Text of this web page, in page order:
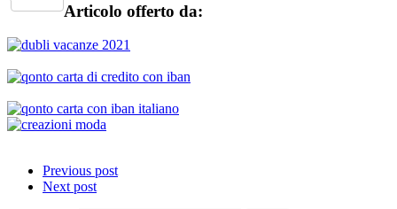
Articolo offerto da:
Previous post
Next post